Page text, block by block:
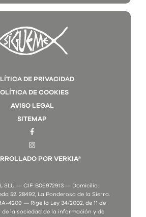
DE PRIVACIDAD
DE COOKIES
AVISO LEGAL
SITEMAP
POR VERKIA®
SLU — CIF: B06972913 — Domicilio:
52. 28492, La Ponderosa de la Sierra.
4209 — Rige la Ley 34/2002, de 11 de
de la sociedad de la información y de